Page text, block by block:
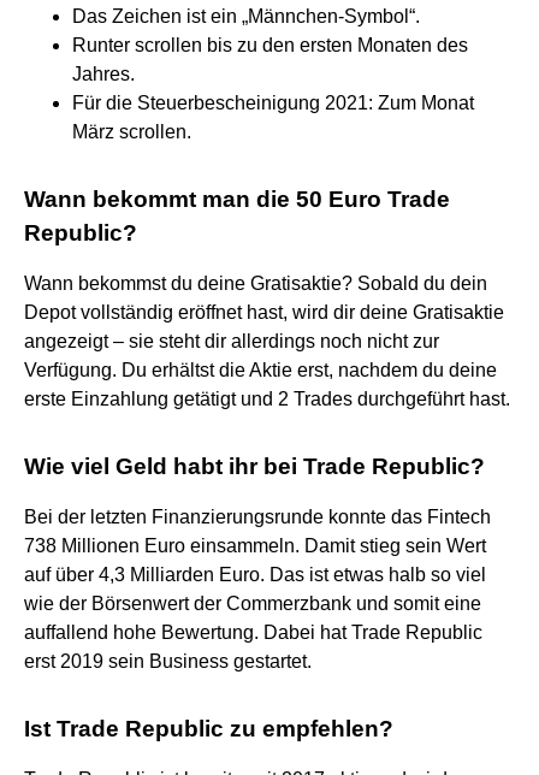
Das Zeichen ist ein „Männchen-Symbol“.
Runter scrollen bis zu den ersten Monaten des
Jahres.
Für die Steuerbescheinigung 2021: Zum Monat
März scrollen.
Wann bekommt man die 50 Euro Trade
Republic?
Wann bekommst du deine Gratisaktie? Sobald du dein
Depot vollständig eröffnet hast, wird dir deine Gratisaktie
angezeigt – sie steht dir allerdings noch nicht zur
Verfügung. Du erhältst die Aktie erst, nachdem du deine
erste Einzahlung getätigt und 2 Trades durchgeführt hast.
Wie viel Geld habt ihr bei Trade Republic?
Bei der letzten Finanzierungsrunde konnte das Fintech
738 Millionen Euro einsammeln. Damit stieg sein Wert
auf über 4,3 Milliarden Euro. Das ist etwas halb so viel
wie der Börsenwert der Commerzbank und somit eine
auffallend hohe Bewertung. Dabei hat Trade Republic
erst 2019 sein Business gestartet.
Ist Trade Republic zu empfehlen?